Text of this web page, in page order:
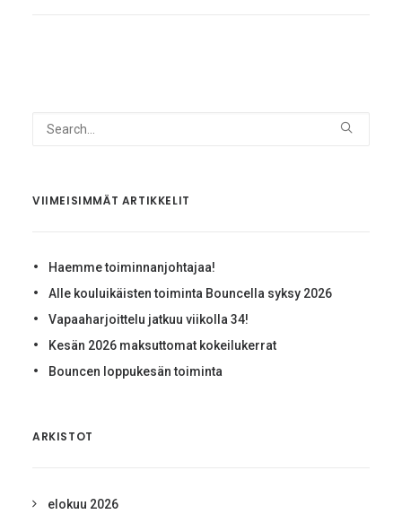
VIIMEISIMMÄT ARTIKKELIT
Haemme toiminnanjohtajaa!
Alle kouluikäisten toiminta Bouncella syksy 2026
Vapaaharjoittelu jatkuu viikolla 34!
Kesän 2026 maksuttomat kokeilukerrat
Bouncen loppukesän toiminta
ARKISTOT
elokuu 2026